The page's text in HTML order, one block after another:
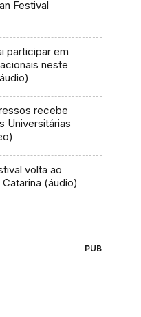
Festival
participar em
neste
recebe
Universitárias
volta ao
(áudio)
PUB